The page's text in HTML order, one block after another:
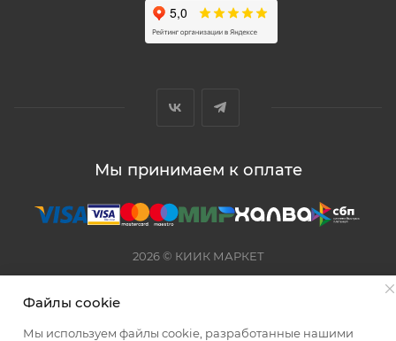
Мы принимаем к оплате
2026 © КИИК МАРКЕТ
Файлы cookie
Мы используем файлы cookie, разработанные нашими